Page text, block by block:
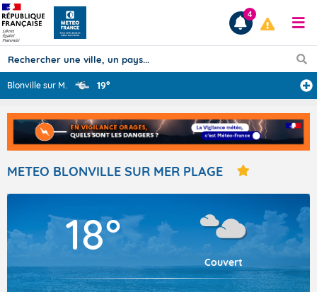
Prévisions
TOUS LES RÉSULTATS
Articles
4
Blonville sur M... 19°
METEO BLONVILLE SUR MER PLAGE
18°
Couvert